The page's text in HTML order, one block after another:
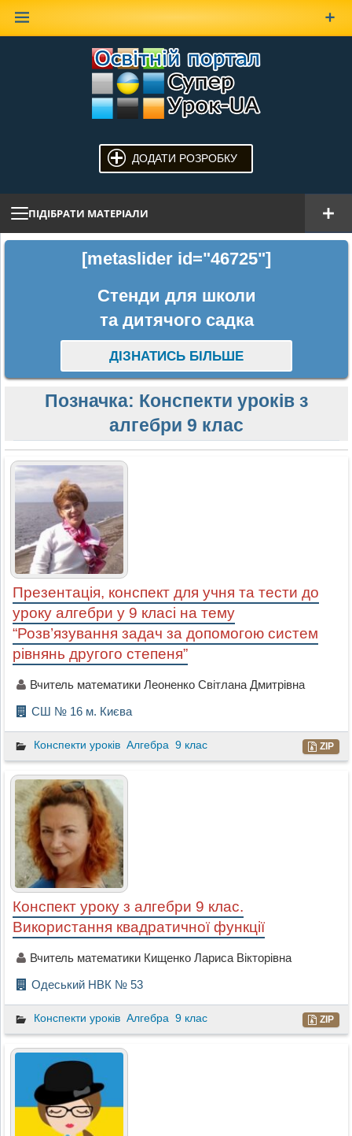
ДОДАТИ РОЗРОБКУ
ПІДІБРАТИ МАТЕРІАЛИ
[metaslider id="46725"]
Стенди для школи
та дитячого садка
ДІЗНАТИСЬ БІЛЬШЕ
Позначка: Конспекти уроків з
алгебри 9 клас
Презентація, конспект для учня та тести до
уроку алгебри у 9 класі на тему
“Розв’язування задач за допомогою систем
рівнянь другого степеня”
Вчитель математики Леоненко Світлана Дмитрівна
СШ № 16 м. Києва
Конспекти уроків Алгебра 9 клас ZIP
Конспект уроку з алгебри 9 клас.
Використання квадратичної функції
Вчитель математики Кищенко Лариса Вікторівна
Одеський НВК № 53
Конспекти уроків Алгебра 9 клас ZIP